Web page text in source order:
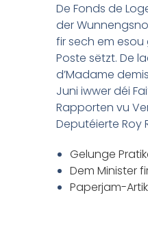
De Fonds de
der
fir sech em esou
Poste sëtzt. De
d’Madame
Juni iwwer déi
Rapporten vu
Deputéierte Roy
Gelunge
Dem Minister
Paperjam-